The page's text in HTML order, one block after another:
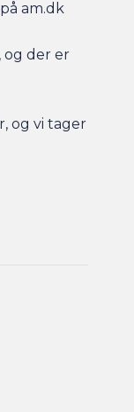
am.dk
og der er
og vi tager